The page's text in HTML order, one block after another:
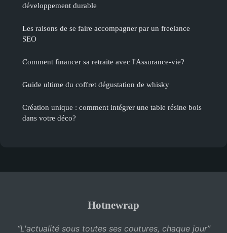
développement durable
Les raisons de se faire accompagner par un freelance
SEO
Comment financer sa retraite avec l'Assurance-vie?
Guide ultime du coffret dégustation de whisky
Création unique : comment intégrer une table résine bois
dans votre déco?
Hotnewrap
“L'actualité sous toutes ses coutures, chaque jour”